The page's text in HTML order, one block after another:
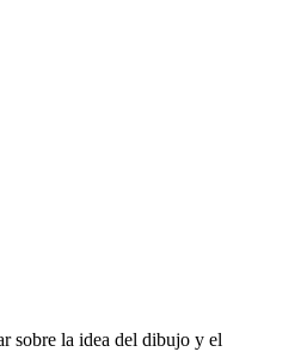
sobre la idea del dibujo y el